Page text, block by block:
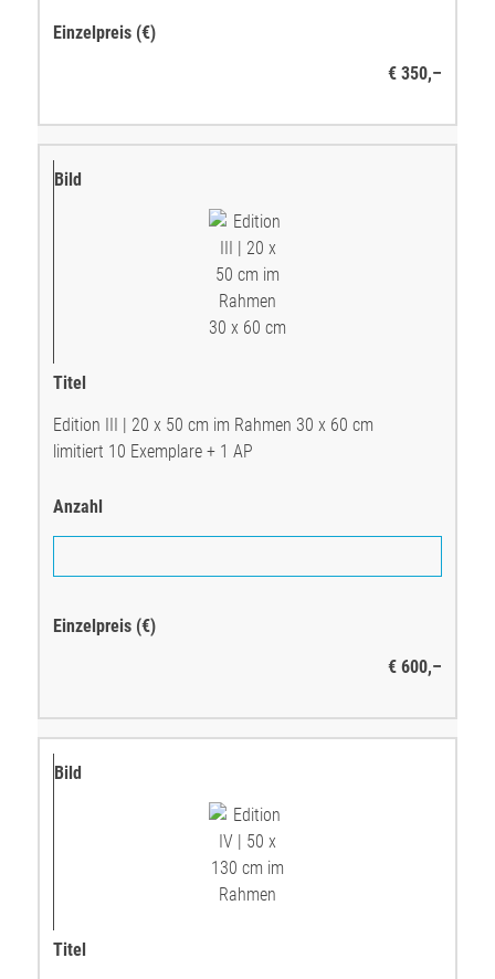
€ 350,–
Edition III | 20 x 50 cm im Rahmen 30 x 60 cm
limitiert 10 Exemplare + 1 AP
€ 600,–